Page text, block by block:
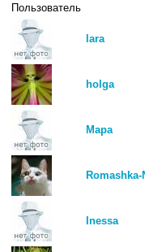
Пользователь
lara
holga
Мара
Romashka-
Inessa